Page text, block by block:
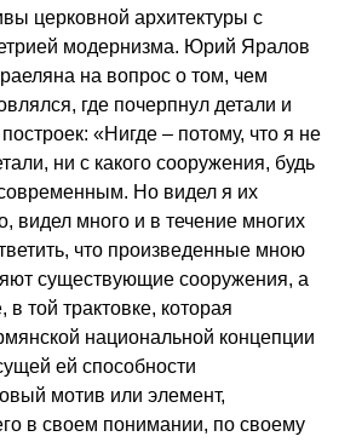
церковной архитектуры с
модернизма. Юрий Яралов
на вопрос о том, чем
где почерпнул детали и
«Нигде – потому, что я не
ни с какого сооружения, будь
Но видел я их
видел много и в течение многих
что произведенные мною
существующие сооружения, а
той трактовке, которая
национальной концепции
ей способности
мотив или элемент,
в своем понимании, по своему